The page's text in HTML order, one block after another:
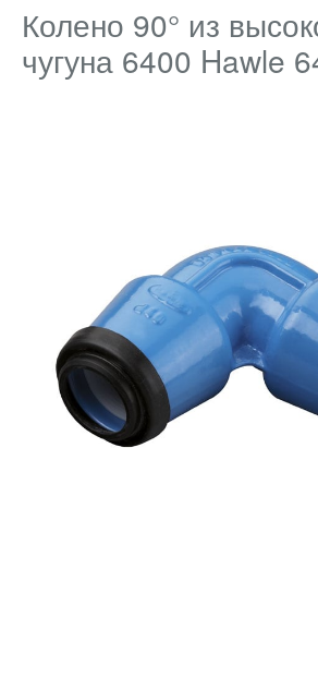
Колено 90° из
чугуна 6400 Hawle